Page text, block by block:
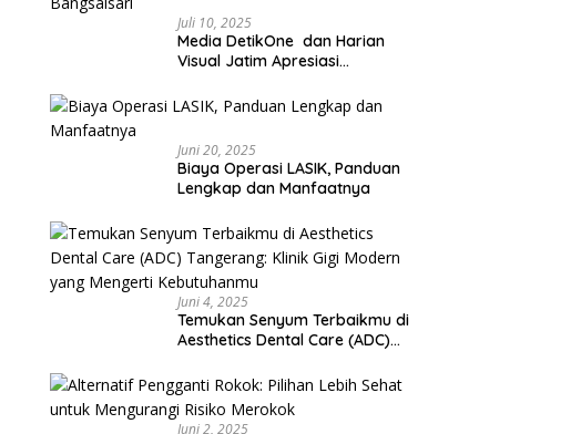
Juli 10, 2025
Media DetikOne dan Harian
Visual Jatim Apresiasi
Bangsalsari
Juni 20, 2025
Biaya Operasi LASIK, Panduan
Lengkap dan Manfaatnya
Juni 4, 2025
Temukan Senyum Terbaikmu di
Aesthetics Dental Care (ADC)
yang Mengerti Kebutuhanmu
Juni 2, 2025